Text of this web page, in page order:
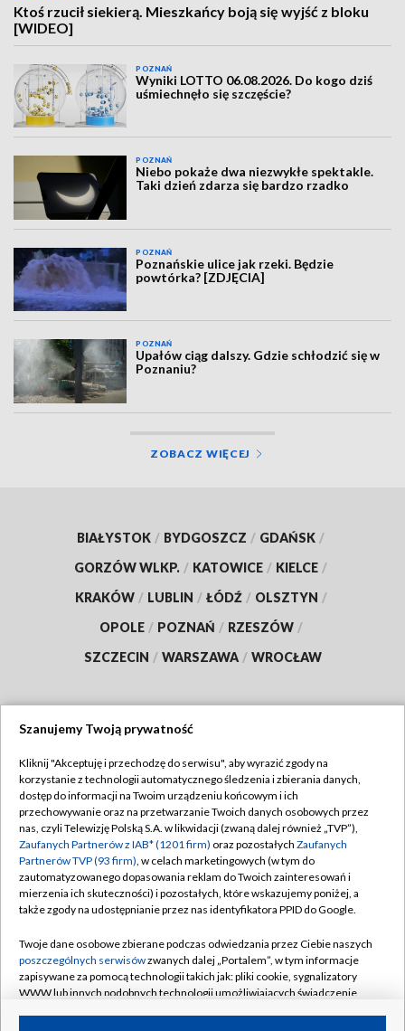
Ktoś rzucił siekierą. Mieszkańcy boją się wyjść z bloku
[WIDEO]
POZNAŃ
Wyniki LOTTO 06.08.2026. Do kogo dziś
uśmiechnęło się szczęście?
POZNAŃ
Niebo pokaże dwa niezwykłe spektakle.
Taki dzień zdarza się bardzo rzadko
POZNAŃ
Poznańskie ulice jak rzeki. Będzie
powtórka? [ZDJĘCIA]
POZNAŃ
Upałów ciąg dalszy. Gdzie schłodzić się w
Poznaniu?
ZOBACZ WIĘCEJ
BIAŁYSTOK / BYDGOSZCZ / GDAŃSK /
GORZÓW WLKP. / KATOWICE / KIELCE /
KRAKÓW / LUBLIN / ŁÓDŹ / OLSZTYN /
OPOLE / POZNAŃ / RZESZÓW /
SZCZECIN / WARSZAWA / WROCŁAW
TVP
Abonament TVP
Emisja w TVP
Centrum informacji TVP
Naziemna Telewizja Cyfrowa
Rada Programowa
System NOS
Informacje o nadawcy
Regulamin TVP
Polityka prywatności
Moje zgody
Pomoc
Kontakt
Kanały
Szanujemy Twoją prywatność
Kliknij "Akceptuję i przechodzę do serwisu", aby wyrazić zgody na
korzystanie z technologii automatycznego śledzenia i zbierania danych,
dostęp do informacji na Twoim urządzeniu końcowym i ich
przechowywanie oraz na przetwarzanie Twoich danych osobowych przez
nas, czyli Telewizję Polską S.A. w likwidacji (zwaną dalej również „TVP”),
Zaufanych Partnerów z IAB* (1201 firm) oraz pozostałych Zaufanych
Partnerów TVP (93 firm), w celach marketingowych (w tym do
zautomatyzowanego dopasowania reklam do Twoich zainteresowań i
mierzenia ich skuteczności) i pozostałych, które wskazujemy poniżej, a
także zgody na udostępnianie przez nas identyfikatora PPID do Google.
Twoje dane osobowe zbierane podczas odwiedzania przez Ciebie naszych
poszczególnych serwisówzwanych dalej „Portalem”, w tym informacje
zapisywane za pomocą technologii takich jak: pliki cookie, sygnalizatory
WWW lub innych podobnych technologii umożliwiających świadczenie